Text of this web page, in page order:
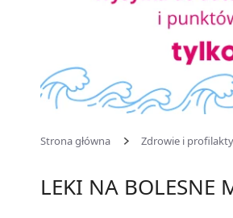
Strona główna Zdrowie i
LEKI NA BOLESNE